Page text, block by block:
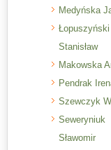
Medyńska
Łopuszyński
Stanisław
Makowska
Pendrak
Szewczyk
Seweryniuk
Sławomir